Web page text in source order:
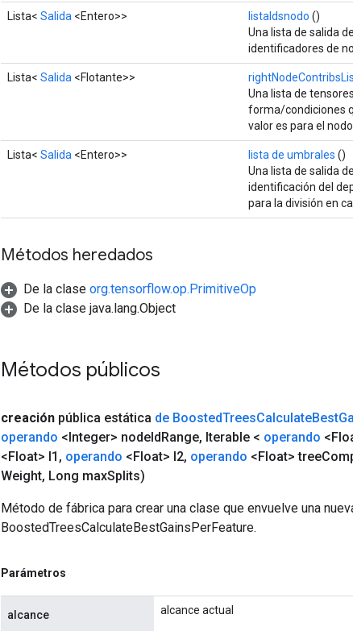
Lista< Salida <Entero>> listaIdsnodo ()
Una lista de salida
identificadores de
Lista< Salida <Flotante>>
Una lista de
forma/condiciones
valor es para el
Lista< Salida <Entero>> lista de umbrales ()
Una lista de salida
identificación del
para la división en
Métodos heredados
De la clase org.tensorflow.op.PrimitiveOp
De la clase java.lang.Object
Métodos públicos
creación pública estática de BoostedTreesCalculateBest
operando <Integer> nodeIdRange, Iterable < operando
<Float> l1 , operando <Float> l2, operando <Float> tree
Weight, Long maxSplits)
Método de fábrica para crear una clase que envuelve una
BoostedTreesCalculateBestGainsPerFeature.
Parámetros
alcance alcance actual